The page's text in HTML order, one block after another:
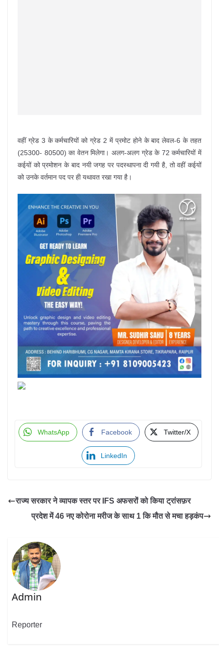
वहीं ग्रेड 3 के कर्मचारियों को ग्रेड 2 में प्रमोट होने के बाद लेवल-6 के तहत
(25300- 80500) का वेतन मिलेगा। अलग-अलग ग्रेड के 72 कर्मचारियों में
कईयों को प्रमोशन के बाद नयी जगह पर पदस्थापना दी गयी है, तो वहीं कईयों
को उनके वर्तमान पद पर ही यथावत रखा गया है।
WhatsApp Facebook Twitter/X
LinkedIn
राज्य सरकार ने व्यापक स्तर पर IFS अफसरों को किया ट्रांसफ़र
प्रदेश में 46 नए कोरोना मरीज के साथ 1 कि मौत से मचा हड़कंप
Admin
Reporter